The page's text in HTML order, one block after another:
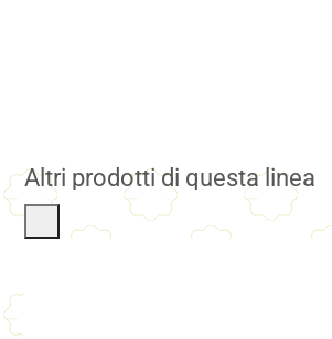
Altri prodotti di questa linea